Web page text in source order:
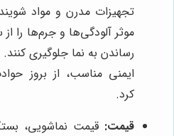
تجهیزات مدرن و مواد
موثر آلودگی‌ها و جرم‌ها را
رساندن به نما جلوگیری
ایمنی مناسب، از بروز
کرد.
قیمت: قیمت نماشویی،